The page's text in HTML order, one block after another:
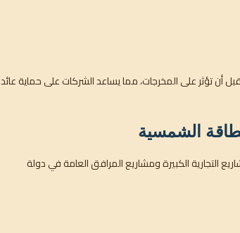
أن تؤثر على المخرجات، مما يساعد الشركات على حماية عائد
الشمسية
التجارية الكبيرة ومشاريع المرافق العامة في دولة